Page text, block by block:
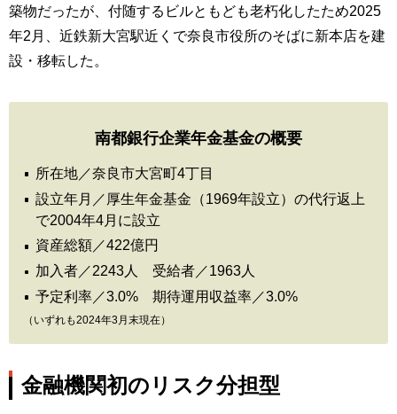
築物だったが、付随するビルともども老朽化したため2025
年2月、近鉄新大宮駅近くで奈良市役所のそばに新本店を建
設・移転した。
南都銀行企業年金基金の概要
所在地／奈良市大宮町4丁目
設立年月／厚生年金基金（1969年設立）の代行返上
で2004年4月に設立
資産総額／422億円
加入者／2243人 受給者／1963人
予定利率／3.0% 期待運用収益率／3.0%
（いずれも2024年3月末現在）
金融機関初のリスク分担型